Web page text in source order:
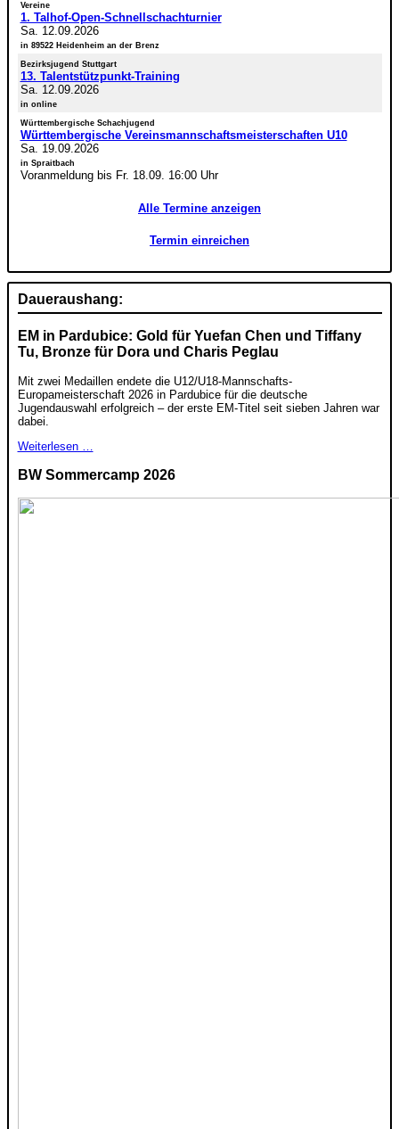
Vereine
1. Talhof-Open-Schnellschachturnier
Sa. 12.09.2026
in 89522 Heidenheim an der Brenz
Bezirksjugend Stuttgart
13. Talentstützpunkt-Training
Sa. 12.09.2026
in online
Württembergische Schachjugend
Württembergische Vereinsmannschaftsmeisterschaften U10
Sa. 19.09.2026
in Spraitbach
Voranmeldung bis Fr. 18.09. 16:00 Uhr
Alle Termine anzeigen
Termin einreichen
Daueraushang:
EM in Pardubice: Gold für Yuefan Chen und Tiffany
Tu, Bronze für Dora und Charis Peglau
Mit zwei Medaillen endete die U12/U18-Mannschafts-
Europameisterschaft 2026 in Pardubice für die deutsche
Jugendauswahl erfolgreich – der erste EM-Titel seit sieben Jahren war
dabei.
Weiterlesen …
BW Sommercamp 2026